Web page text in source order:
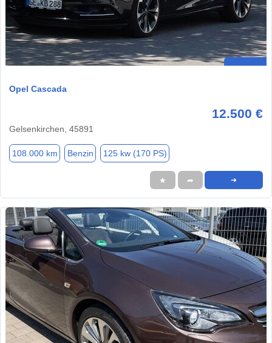
Opel Cascada
12.500 €
Gelsenkirchen, 45891
108.000 km Benzin 125 kw (170 PS)
★ ➦ ➜